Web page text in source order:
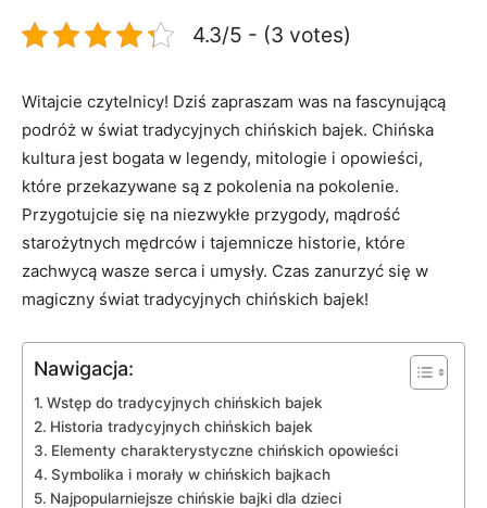
4.3/5 - (3 votes)
Witajcie czytelnicy! ‌Dziś⁤ zapraszam was na fascynującą
podróż w świat tradycyjnych chińskich‍ bajek.​ Chińska
kultura jest bogata w legendy,⁤ mitologie i opowieści,
które przekazywane są z pokolenia na pokolenie.⁢
Przygotujcie się⁣ na ⁤niezwykłe przygody, mądrość
starożytnych mędrców i tajemnicze historie, które
zachwycą wasze serca i umysły.‌ Czas zanurzyć⁤ się w
magiczny świat tradycyjnych chińskich⁢ bajek!
Nawigacja:
Wstęp do tradycyjnych chińskich bajek
Historia tradycyjnych chińskich bajek
Elementy charakterystyczne chińskich opowieści
Symbolika i morały w‌ chińskich bajkach
Najpopularniejsze chińskie bajki dla dzieci